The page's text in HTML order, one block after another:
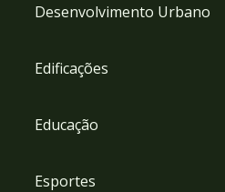
Desenvolvimento Urbano
Edificações
Educação
Esportes